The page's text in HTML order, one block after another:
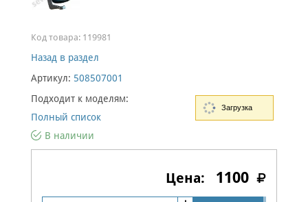
Код товара: 119981
Назад в раздел
Артикул: 508507001
Подходит к моделям:
Полный список
В наличии
1100
Загрузка